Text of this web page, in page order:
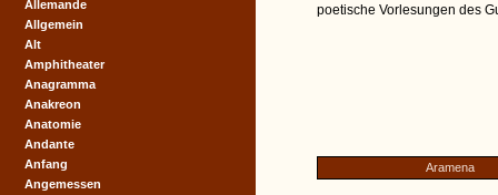
poetische Vorlesungen des
Aramena
Allemande
Allgemein
Alt
Amphitheater
Anagramma
Anakreon
Anatomie
Andante
Anfang
Angemessen